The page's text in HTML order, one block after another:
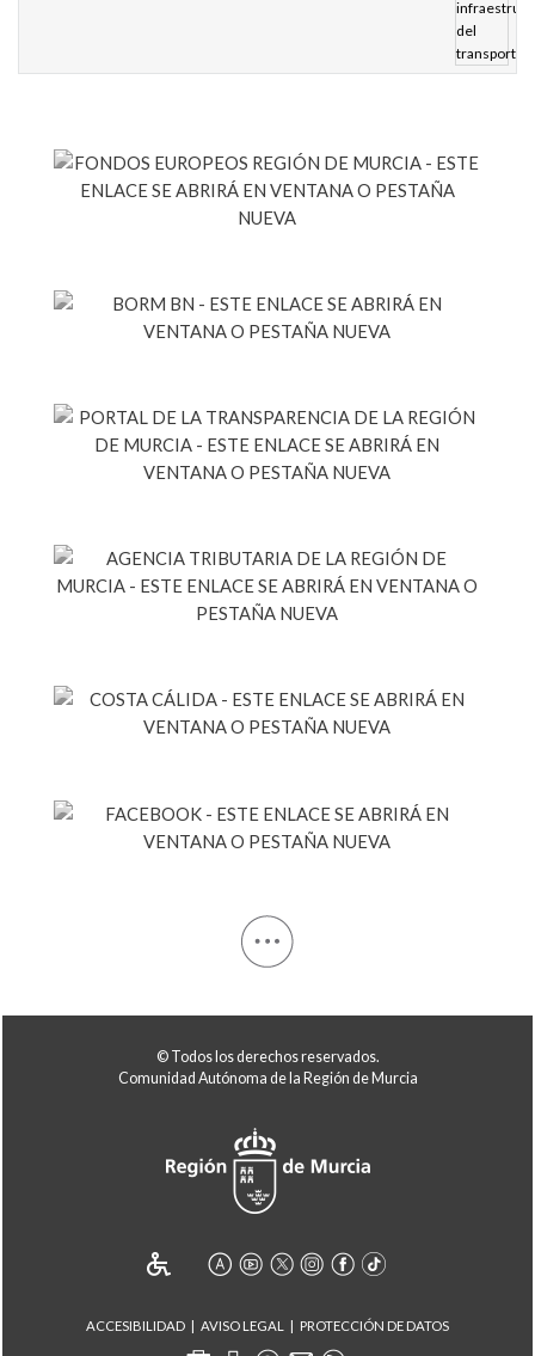
© Todos los derechos reservados.
Comunidad Autónoma de la Región de Murcia
ACCESIBILIDAD AVISO LEGAL PROTECCIÓN DE DATOS